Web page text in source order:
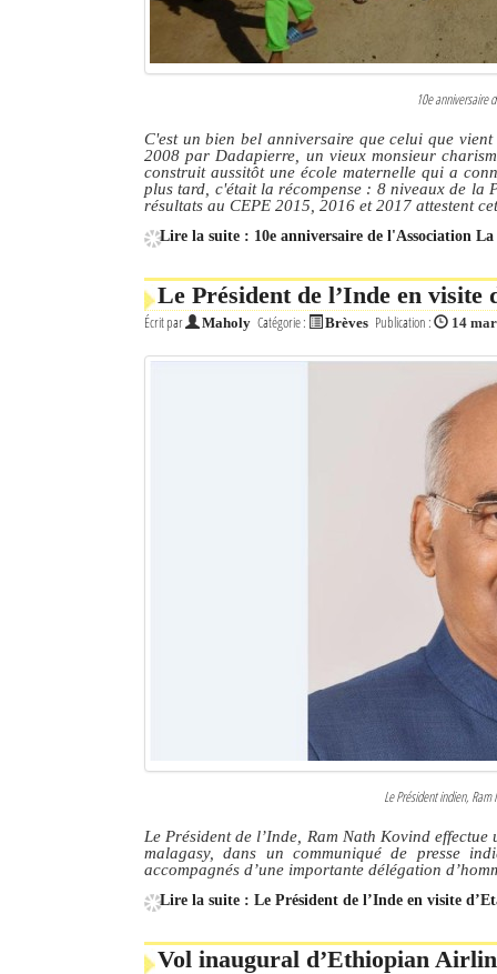
10e anniversaire
C'est un bien bel anniversaire que celui que
2008 par Dadapierre, un vieux monsieur
construit aussitôt une école maternelle qui a
plus tard, c'était la récompense : 8 niveaux de la
résultats au CEPE 2015, 2016 et 2017 attestent
Lire la suite : 10e anniversaire de l'Association
Le Président de l’Inde en visite
Écrit par Maholy Catégorie : Brèves Publication : 14
Le Président indien,
Le Président de l’Inde, Ram Nath Kovind
malagasy, dans un communiqué de presse
accompagnés d’une importante délégation
Lire la suite : Le Président de l’Inde en visite
Vol inaugural d’Ethiopian